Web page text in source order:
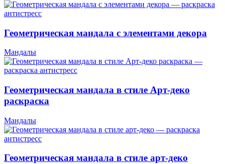
Геометрическая мандала с элементами декора
Мандалы
Геометрическая мандала в стиле Арт-деко
раскраска
Мандалы
Геометрическая мандала в стиле арт-деко